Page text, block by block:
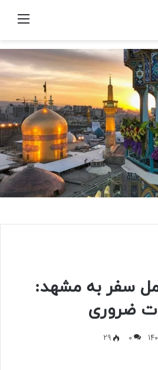
منو
سفر به مشهد:
ضروری
0
29